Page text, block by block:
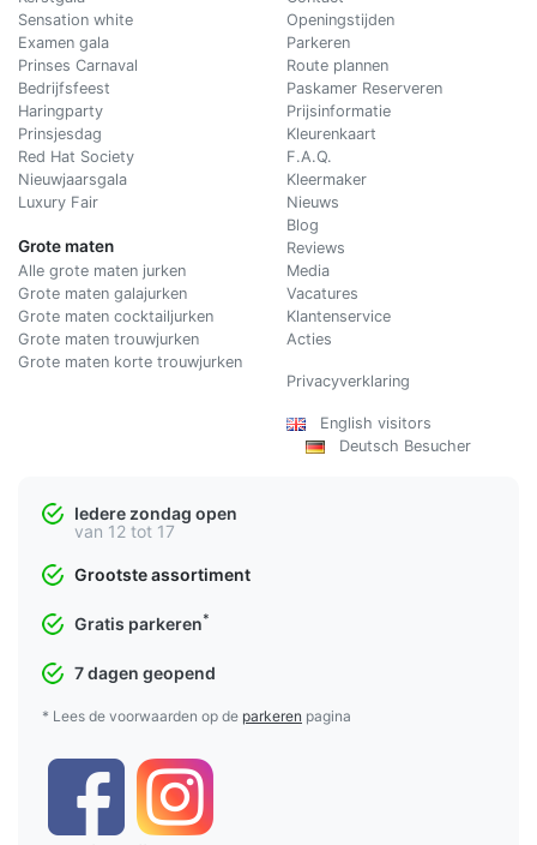
Sensation white
Examen gala
Prinses Carnaval
Bedrijfsfeest
Haringparty
Prinsjesdag
Red Hat Society
Nieuwjaarsgala
Luxury Fair
Grote maten
Alle grote maten jurken
Grote maten galajurken
Grote maten cocktailjurken
Grote maten trouwjurken
Grote maten korte trouwjurken
Openingstijden
Parkeren
Route plannen
Paskamer Reserveren
Prijsinformatie
Kleurenkaart
F.A.Q.
Kleermaker
Nieuws
Blog
Reviews
Media
Vacatures
Klantenservice
Acties
Privacyverklaring
English visitors
Deutsch Besucher
Iedere zondag open
van 12 tot 17
Grootste assortiment
Gratis parkeren*
7 dagen geopend
* Lees de voorwaarden op de parkeren pagina